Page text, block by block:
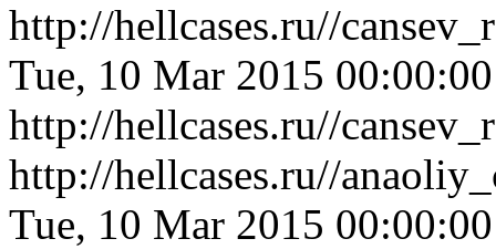
http://hellcases.ru//
Tue, 10 Mar 2015
http://hellcases.ru//
http://hellcases.ru//
Tue, 10 Mar 2015